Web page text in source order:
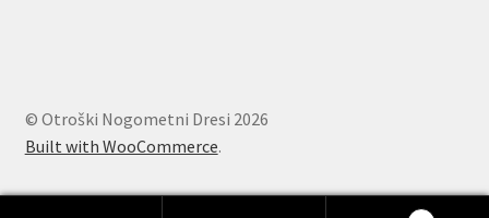
© Otroški Nogometni Dresi 2026
Built with WooCommerce.